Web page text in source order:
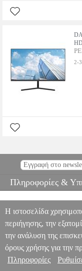
2-3
Πληροφορίες &
Η ιστοσελίδα
περιήγησης, την
την ανάλυση της
όρους χρήσης για την
Πληροφορίες